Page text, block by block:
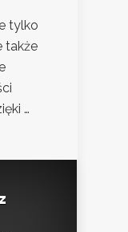
tylko
także
…